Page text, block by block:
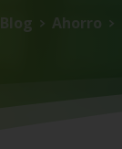
Blog Ahorro